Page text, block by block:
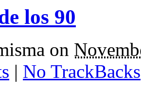
los 90
on
| No TrackBacks